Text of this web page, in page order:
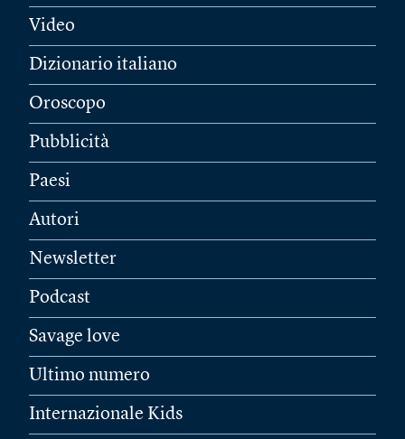
Video
Dizionario italiano
Oroscopo
Pubblicità
Paesi
Autori
Newsletter
Podcast
Savage love
Ultimo numero
Internazionale Kids